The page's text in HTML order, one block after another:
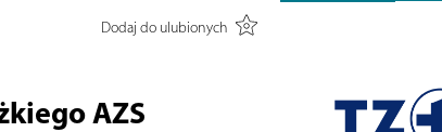
Dodaj do ulubionych
AZS